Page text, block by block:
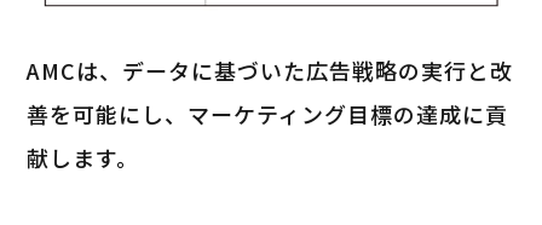
AMCは、データに基づいた広告戦略の実行と改
善を可能にし、マーケティング目標の達成に貢
献します。